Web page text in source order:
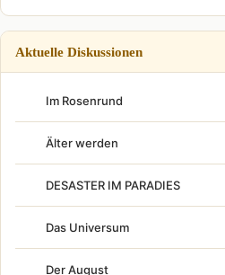
Aktuelle Diskussionen
Im Rosenrund
Älter werden
DESASTER IM PARADIES
Das Universum
Der August